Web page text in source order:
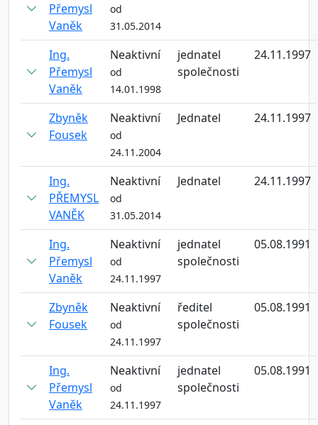
Přemysl
Vaněk
od
31.05.2014
Ing.
Přemysl
Vaněk
Neaktivní
od
14.01.1998
jednatel
společnosti
24.11.1997
Zbyněk
Fousek
Neaktivní
od
24.11.2004
Jednatel 24.11.1997
Ing.
PŘEMYSL
VANĚK
Neaktivní
od
31.05.2014
Jednatel 24.11.1997
Ing.
Přemysl
Vaněk
Neaktivní
od
24.11.1997
jednatel
společnosti
05.08.1991
Zbyněk
Fousek
Neaktivní
od
24.11.1997
ředitel
společnosti
05.08.1991
Ing.
Přemysl
Vaněk
Neaktivní
od
24.11.1997
jednatel
společnosti
05.08.1991